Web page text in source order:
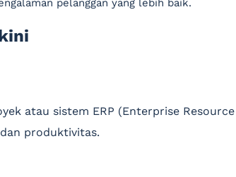
pelanggan yang lebih baik.
atau sistem ERP (Enterprise Resource
produktivitas.